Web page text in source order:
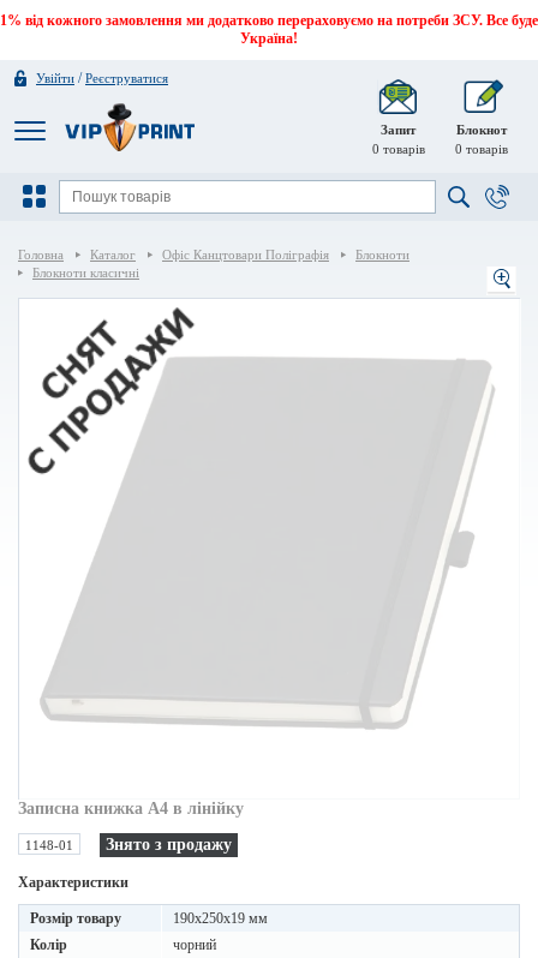
1% від кожного замовлення ми додатково перераховуємо на потреби ЗСУ. Все буде
Україна!
Увійти /Реєструватися
Запит
0 товарів
Блокнот
0 товарів
Головна Каталог Офіс Канцтовари Поліграфія
Блокноти
Блокноти класичні
Записна книжка A4 в лінійку
1148-01 Знято з продажу
Характеристики
Розмір товару
190x250x19 мм
Колір
чорний